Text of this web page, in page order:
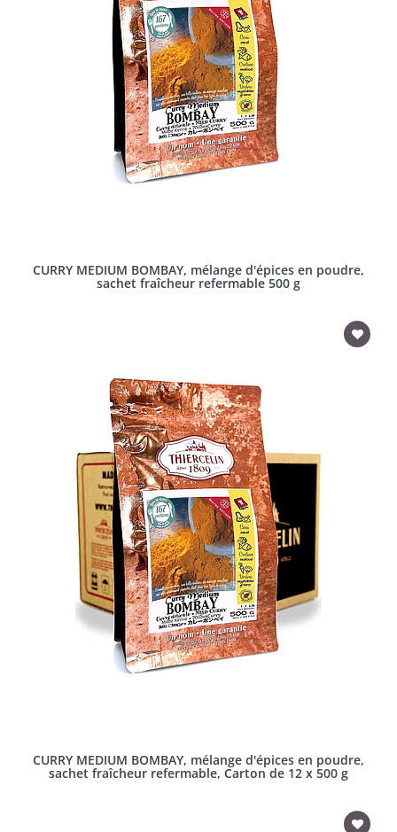
CURRY MEDIUM BOMBAY, mélange d'épices en poudre,
sachet fraîcheur refermable 500 g
CURRY MEDIUM BOMBAY, mélange d'épices en poudre,
sachet fraîcheur refermable, Carton de 12 x 500 g